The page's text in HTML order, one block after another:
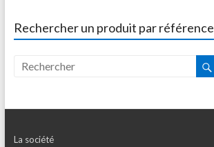
Rechercher un produit par référence
La société